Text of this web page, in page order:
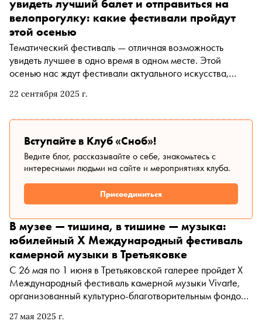
22 сентября 2025 г.
увидеть лучший балет и отправиться на
велопрогулку: какие фестивали пройдут
этой осенью
Тематический фестиваль — отличная возможность
увидеть лучшее в одно время в одном месте. Этой
осенью нас ждут фестивали актуального искусства,
отправиться в первую очередь — в материале «Сноба»
Вступайте в Клуб «Сноб»!
Ведите блог, рассказывайте о себе, знакомьтесь с
интересными людьми на сайте и мероприятиях клуба.
Присоединиться
27 мая 2025 г.
В музее — тишина, в тишине — музыка:
юбилейный X Международный фестиваль
камерной музыки в Третьяковке
С 26 мая по 1 июня в Третьяковской галерее пройдет X
Международный фестиваль камерной музыки Vivarte,
организованный культурно-благотворительным фондом
смыслы между музыкой, звучащей в залах, и шедеврами